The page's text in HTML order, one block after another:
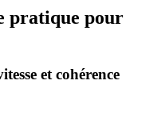
pratique pour
et cohérence